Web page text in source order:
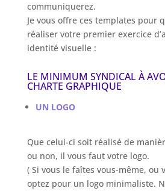
communiquerez.
Je vous offre ces templates pour
réaliser votre premier exercice
identité visuelle :
LE MINIMUM SYNDICAL À
CHARTE GRAPHIQUE
UN LOGO
Que celui-ci soit réalisé de
ou non, il vous faut votre logo.
( Si vous le faîtes vous-même, ou
optez pour un logo minimaliste.